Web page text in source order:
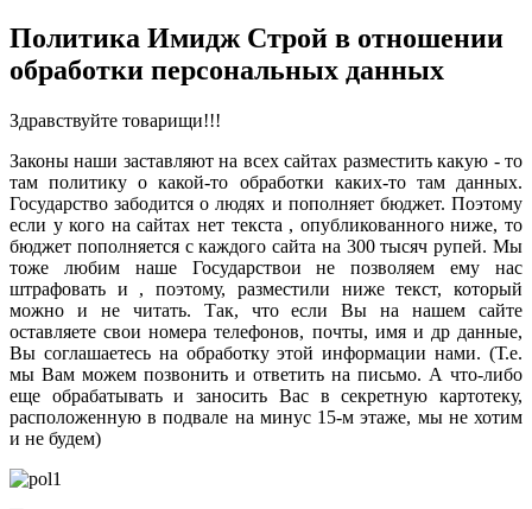
Политика Имидж Строй в отношении
обработки персональных данных
Здравствуйте товарищи!!!
Законы наши заставляют на всех сайтах разместить какую - то
там политику о какой-то обработки каких-то там данных.
Государство забодится о людях и пополняет бюджет. Поэтому
если у кого на сайтах нет текста , опубликованного ниже, то
бюджет пополняется с каждого сайта на 300 тысяч рупей. Мы
тоже любим наше Государствои не позволяем ему нас
штрафовать и , поэтому, разместили ниже текст, который
можно и не читать. Так, что если Вы на нашем сайте
оставляете свои номера телефонов, почты, имя и др данные,
Вы соглашаетесь на обработку этой информации нами. (Т.е.
мы Вам можем позвонить и ответить на письмо. А что-либо
еще обрабатывать и заносить Вас в секретную картотеку,
расположенную в подвале на минус 15-м этаже, мы не хотим
и не будем)